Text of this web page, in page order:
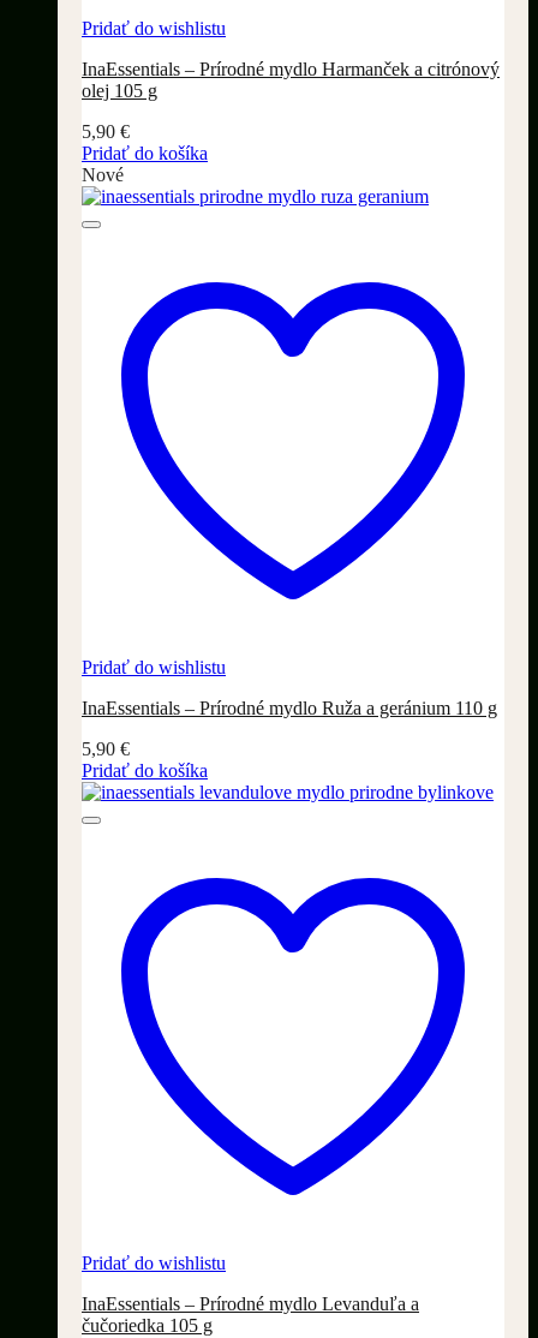
Pridať do wishlistu
InaEssentials – Prírodné mydlo Harmanček a citrónový
olej 105 g
5,90 €
Pridať do košíka
Nové
Pridať do wishlistu
InaEssentials – Prírodné mydlo Ruža a geránium 110 g
5,90 €
Pridať do košíka
Pridať do wishlistu
InaEssentials – Prírodné mydlo Levanduľa a
čučoriedka 105 g